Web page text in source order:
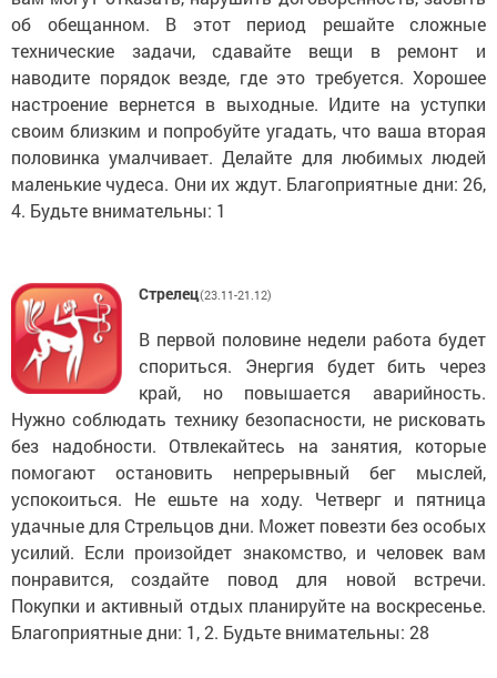
об обещанном. В этот период решайте сложные
технические задачи, сдавайте вещи в ремонт и
наводите порядок везде, где это требуется. Хорошее
настроение вернется в выходные. Идите на уступки
своим близким и попробуйте угадать, что ваша вторая
половинка умалчивает. Делайте для любимых людей
маленькие чудеса. Они их ждут. Благоприятные дни: 26,
4. Будьте внимательны: 1
Стрелец(23.11-21.12)
В первой половине недели работа будет
спориться. Энергия будет бить через
край, но повышается аварийность.
Нужно соблюдать технику безопасности, не рисковать
без надобности. Отвлекайтесь на занятия, которые
помогают остановить непрерывный бег мыслей,
успокоиться. Не ешьте на ходу. Четверг и пятница
удачные для Стрельцов дни. Может повезти без особых
усилий. Если произойдет знакомство, и человек вам
понравится, создайте повод для новой встречи.
Покупки и активный отдых планируйте на воскресенье.
Благоприятные дни: 1, 2. Будьте внимательны: 28